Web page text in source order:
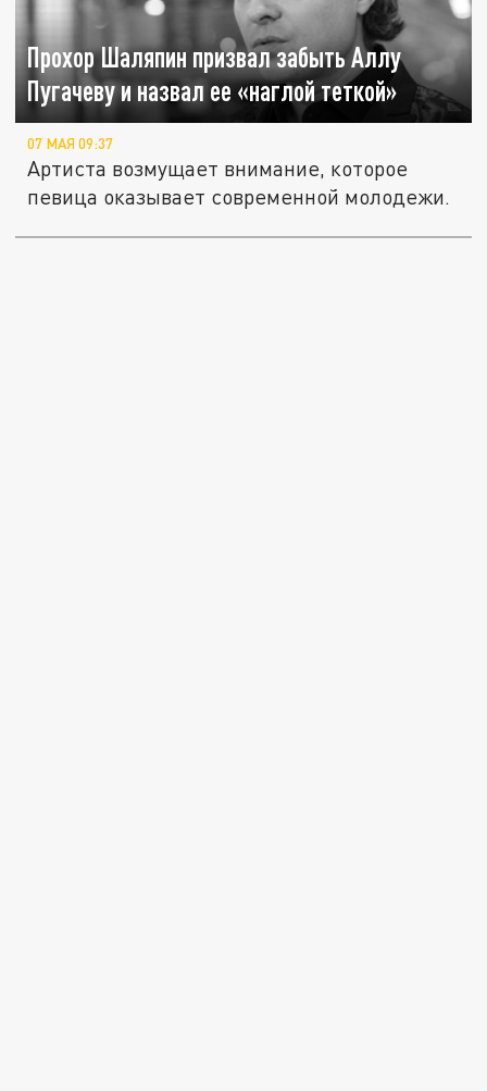
Прохор Шаляпин призвал забыть Аллу
Пугачеву и назвал ее «наглой теткой»
07 МАЯ 09:37
Артиста возмущает внимание, которое
певица оказывает современной молодежи.